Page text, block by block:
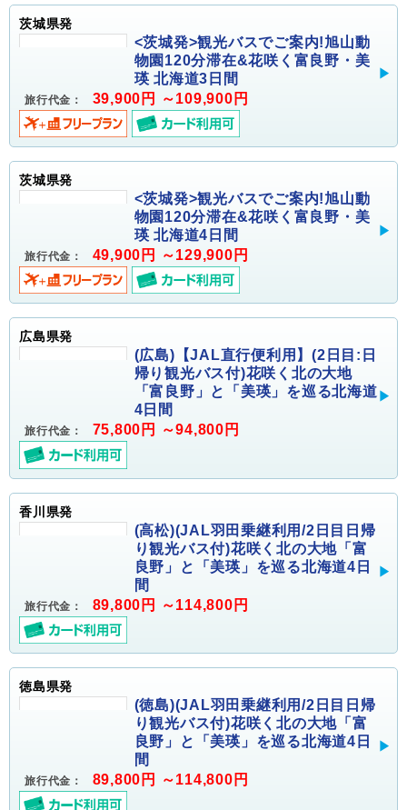
茨城県発
<茨城発>観光バスでご案内!旭山動
物園120分滞在&花咲く富良野・美
瑛 北海道3日間
旅行代金： 39,900円 ～109,900円
茨城県発
<茨城発>観光バスでご案内!旭山動
物園120分滞在&花咲く富良野・美
瑛 北海道4日間
旅行代金： 49,900円 ～129,900円
広島県発
(広島)【JAL直行便利用】(2日目:日
帰り観光バス付)花咲く北の大地
「富良野」と「美瑛」を巡る北海道
4日間
旅行代金： 75,800円 ～94,800円
香川県発
(高松)(JAL羽田乗継利用/2日目日帰
り観光バス付)花咲く北の大地「富
良野」と「美瑛」を巡る北海道4日
間
旅行代金： 89,800円 ～114,800円
徳島県発
(徳島)(JAL羽田乗継利用/2日目日帰
り観光バス付)花咲く北の大地「富
良野」と「美瑛」を巡る北海道4日
間
旅行代金： 89,800円 ～114,800円